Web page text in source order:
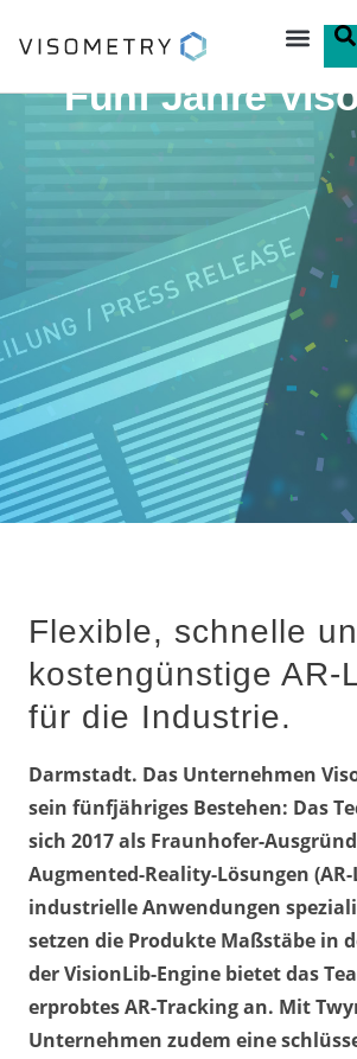
Fünf Jahre
Flexible, schnelle
kostengünstige AR-
für die Industrie.
Darmstadt. Das Unternehmen
sein fünfjähriges Bestehen: Das
sich 2017 als Fraunhofer-
Augmented-Reality-Lösungen
industrielle Anwendungen
setzen die Produkte Maßstäbe in
der VisionLib-Engine bietet das
erprobtes AR-Tracking an. Mit
Unternehmen zudem eine